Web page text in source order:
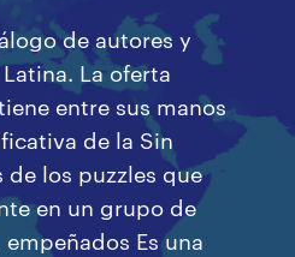
de autores y
La oferta
entre sus manos
de la Sin
de los puzzles que
en un grupo de
Es una